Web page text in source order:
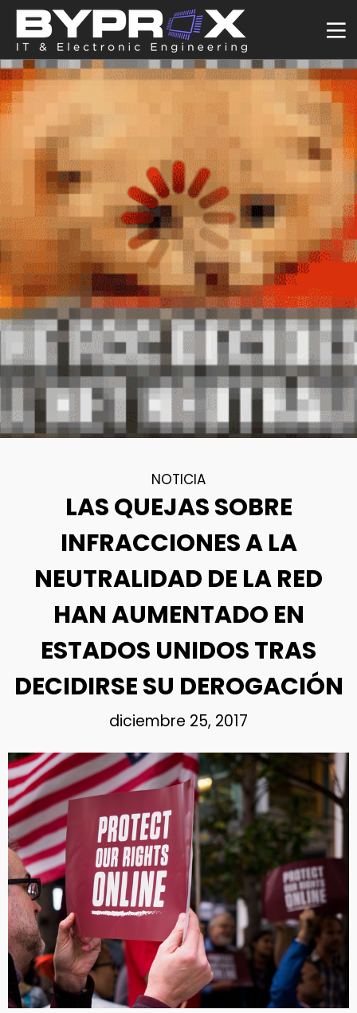
NOTICIA
LAS QUEJAS SOBRE
INFRACCIONES A LA
NEUTRALIDAD DE LA RED
HAN AUMENTADO EN
ESTADOS UNIDOS TRAS
DECIDIRSE SU DEROGACIÓN
diciembre 25, 2017